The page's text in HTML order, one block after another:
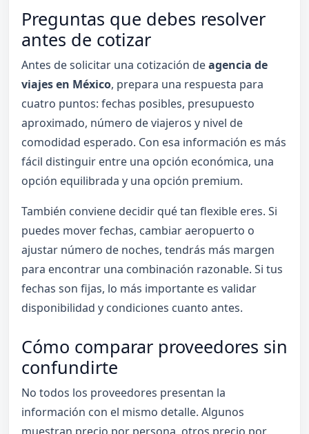
Preguntas que debes resolver
antes de cotizar
Antes de solicitar una cotización deagencia de
viajes en México, prepara una respuesta para
cuatro puntos: fechas posibles, presupuesto
aproximado, número de viajeros y nivel de
comodidad esperado. Con esa información es más
fácil distinguir entre una opción económica, una
opción equilibrada y una opción premium.
También conviene decidir qué tan flexible eres. Si
puedes mover fechas, cambiar aeropuerto o
ajustar número de noches, tendrás más margen
para encontrar una combinación razonable. Si tus
fechas son fijas, lo más importante es validar
disponibilidad y condiciones cuanto antes.
Cómo comparar proveedores sin
confundirte
No todos los proveedores presentan la
información con el mismo detalle. Algunos